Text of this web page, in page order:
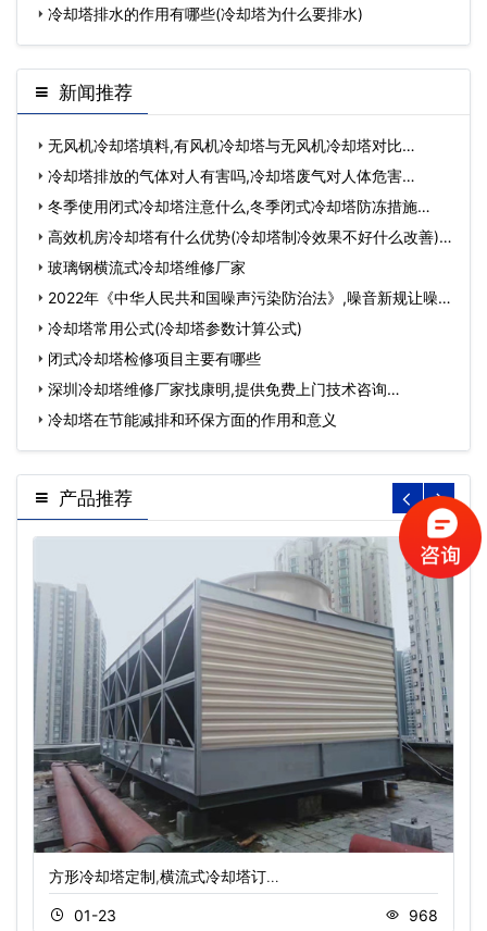
冷却塔排水的作用有哪些(冷却塔为什么要排水)
新闻推荐
无风机冷却塔填料,有风机冷却塔与无风机冷却塔对比…
冷却塔排放的气体对人有害吗,冷却塔废气对人体危害…
冬季使用闭式冷却塔注意什么,冬季闭式冷却塔防冻措施…
高效机房冷却塔有什么优势(冷却塔制冷效果不好什么改善)…
玻璃钢横流式冷却塔维修厂家
2022年《中华人民共和国噪声污染防治法》,噪音新规让噪声
污染防治将有…
冷却塔常用公式(冷却塔参数计算公式)
闭式冷却塔检修项目主要有哪些
深圳冷却塔维修厂家找康明,提供免费上门技术咨询…
冷却塔在节能减排和环保方面的作用和意义
产品推荐
方形冷却塔定制,横流式冷却塔订…
01-23 968